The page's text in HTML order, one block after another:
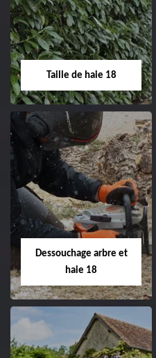
Entreprise élagage
d'arbre 18 Cher tel:
02.52.56.49.40
Taille de haie 18
Taille de haie 18
Entreprise taille de haie
18 Cher tel:
02.52.56.49.40
Dessouchage arbre et
haie 18